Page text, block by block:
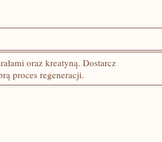
oraz⁢ kreatyną.⁢ Dostarcz
proces regeneracji.